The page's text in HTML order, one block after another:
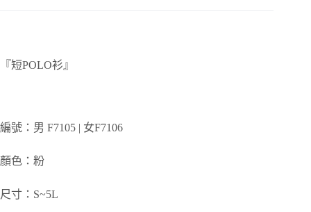
『短POLO衫』
編號：男 F7105 | 女F7106
顏色：粉
尺寸：S~5L